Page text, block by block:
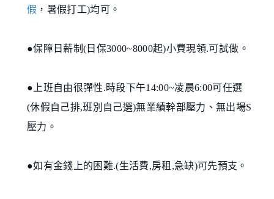
假 ，暑假打工)均可。
●保障日薪制(日保3000~8000起)小費現領.可試做。
●上班自由很彈性.時段下午14:00~凌晨6:00可任選
(休假自己排,班別自己選)無業績幹部壓力、無出場S
壓力。
●如有金錢上的困難.(生活費,房租,急缺)可先預支。